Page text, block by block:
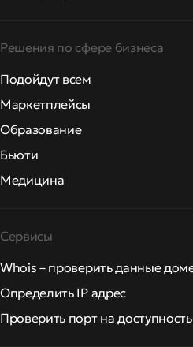
Решения по сфере бизнеса
Подойдут всем
Маркетплейсы
Образование
Бьюти
Медицина
Сервисы
Whois – проверить данные
Определить IP адрес
Проверить порт на доступность